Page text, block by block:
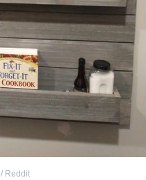
Reddit